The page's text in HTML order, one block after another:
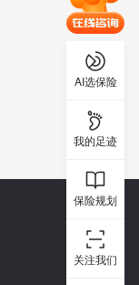
AI选保险
我的足迹
保险规划
关注我们